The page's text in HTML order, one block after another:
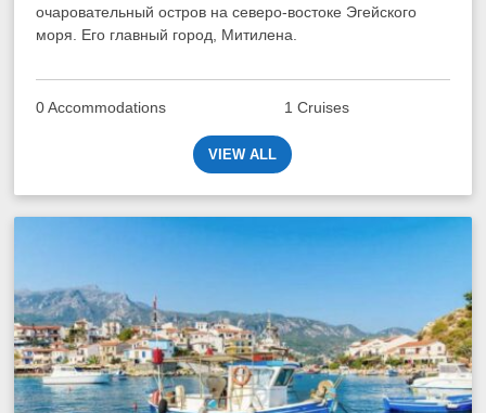
очаровательный остров на северо-востоке Эгейского
моря. Его главный город, Митилена.
0 Accommodations 1 Cruises
VIEW ALL